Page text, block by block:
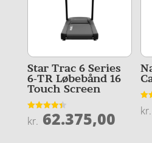
Star Trac 6 Series
6-TR Løbebånd 16
Touch Screen
Vurderet
4.4
kr. 62.375,00
4.3
kr.